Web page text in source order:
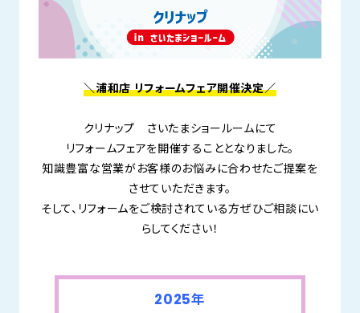
＼浦和店 リフォームフェア開催決定／
クリナップ さいたまショールームにて
リフォームフェアを開催することとなりました。
知識豊富な営業がお客様のお悩みに合わせたご提案を
させていただきます。
そして、リフォームをご検討されている方ぜひご相談にい
らしてください！
2025年